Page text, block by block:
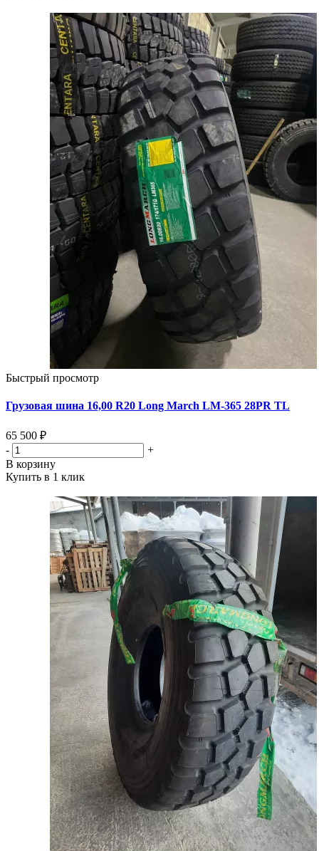
Быстрый просмотр
Грузовая шина 16,00 R20 Long March LM-365 28PR TL
65 500 ₽
-
+
В корзину
Купить в 1 клик